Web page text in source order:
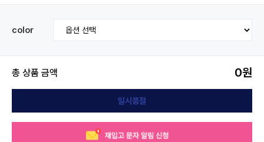
color
총 상품 금액 0원
일시품절